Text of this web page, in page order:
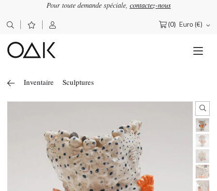
Pour toute demande spéciale, contactez-nous
(0) Euro (€)
Rechercher :
Inventaire Sculptures